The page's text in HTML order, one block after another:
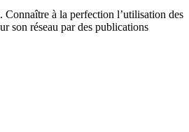
Connaître à la perfection l’utilisation des
son réseau par des publications